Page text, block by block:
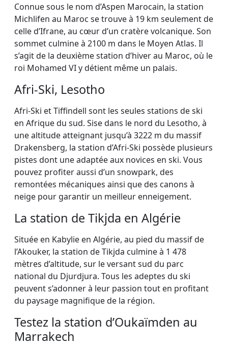
Connue sous le nom d’Aspen Marocain, la station
Michlifen au Maroc se trouve à 19 km seulement de
celle d’Ifrane, au cœur d’un cratère volcanique. Son
sommet culmine à 2100 m dans le Moyen Atlas. Il
s’agit de la deuxième station d’hiver au Maroc, où le
roi Mohamed VI y détient même un palais.
Afri-Ski, Lesotho
Afri-Ski et Tiffindell sont les seules stations de ski
en Afrique du sud. Sise dans le nord du Lesotho, à
une altitude atteignant jusqu’à 3222 m du massif
Drakensberg, la station d’Afri-Ski possède plusieurs
pistes dont une adaptée aux novices en ski. Vous
pouvez profiter aussi d’un snowpark, des
remontées mécaniques ainsi que des canons à
neige pour garantir un meilleur enneigement.
La station de Tikjda en Algérie
Située en Kabylie en Algérie, au pied du massif de
l’Akouker, la station de Tikjda culmine à 1 478
mètres d’altitude, sur le versant sud du parc
national du Djurdjura. Tous les adeptes du ski
peuvent s’adonner à leur passion tout en profitant
du paysage magnifique de la région.
Testez la station d’Oukaïmden au
Marrakech